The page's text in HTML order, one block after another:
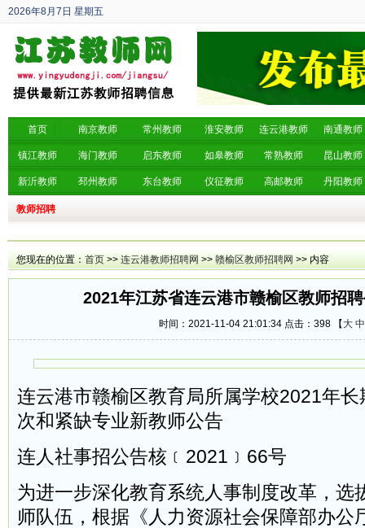
2026年8月7日 星期五
丙午年 六月廿五
首页 南京教师 常州教师 淮安教师 连云港教师 南通教师
镇江教师 海门教师 启东教师 如皋教师 常熟教师 昆山教师
新沂教师 邳州教师 东台教师 仪征教师 高邮教师 丹阳教师
教师招聘
您现在的位置： 首页 >> 连云港教师招聘网 >> 赣榆区教师招聘网 >> 内容
2021年江苏省连云港市赣榆区教师招
时间：2021-11-04 21:01:34 点击： 398 【 大 中
连云港市赣榆区教育局所属学校2021年
次和紧缺专业新教师公告
连人社事招公告核﹝2021﹞66号
为进一步深化教育系统人事制度改革，选
师队伍，根据《人力资源社会保障部办公